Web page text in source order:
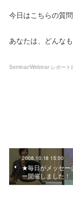
今日はこちらの質
あなたは、どんな
Seminar/Webinar レポート (
2008.10.18 15:00
★毎日がメッセー
ー開催しました！